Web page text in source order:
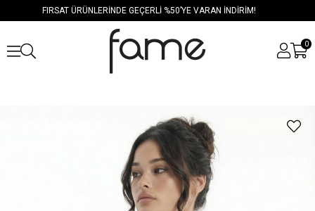
FIRSAT ÜRÜNLERİNDE GEÇERLİ %50’YE VARAN İNDİRİM!
0